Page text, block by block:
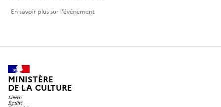
En savoir plus sur l'événement
MINISTÈRE
DE LA CULTURE